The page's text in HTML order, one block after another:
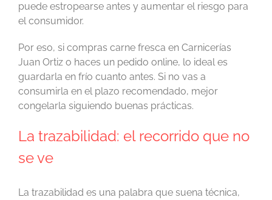
puede estropearse antes y aumentar el riesgo para
el consumidor.
Por eso, si compras carne fresca en Carnicerías
Juan Ortiz o haces un pedido online, lo ideal es
guardarla en frío cuanto antes. Si no vas a
consumirla en el plazo recomendado, mejor
congelarla siguiendo buenas prácticas.
La trazabilidad: el recorrido que no
se ve
La trazabilidad es una palabra que suena técnica,